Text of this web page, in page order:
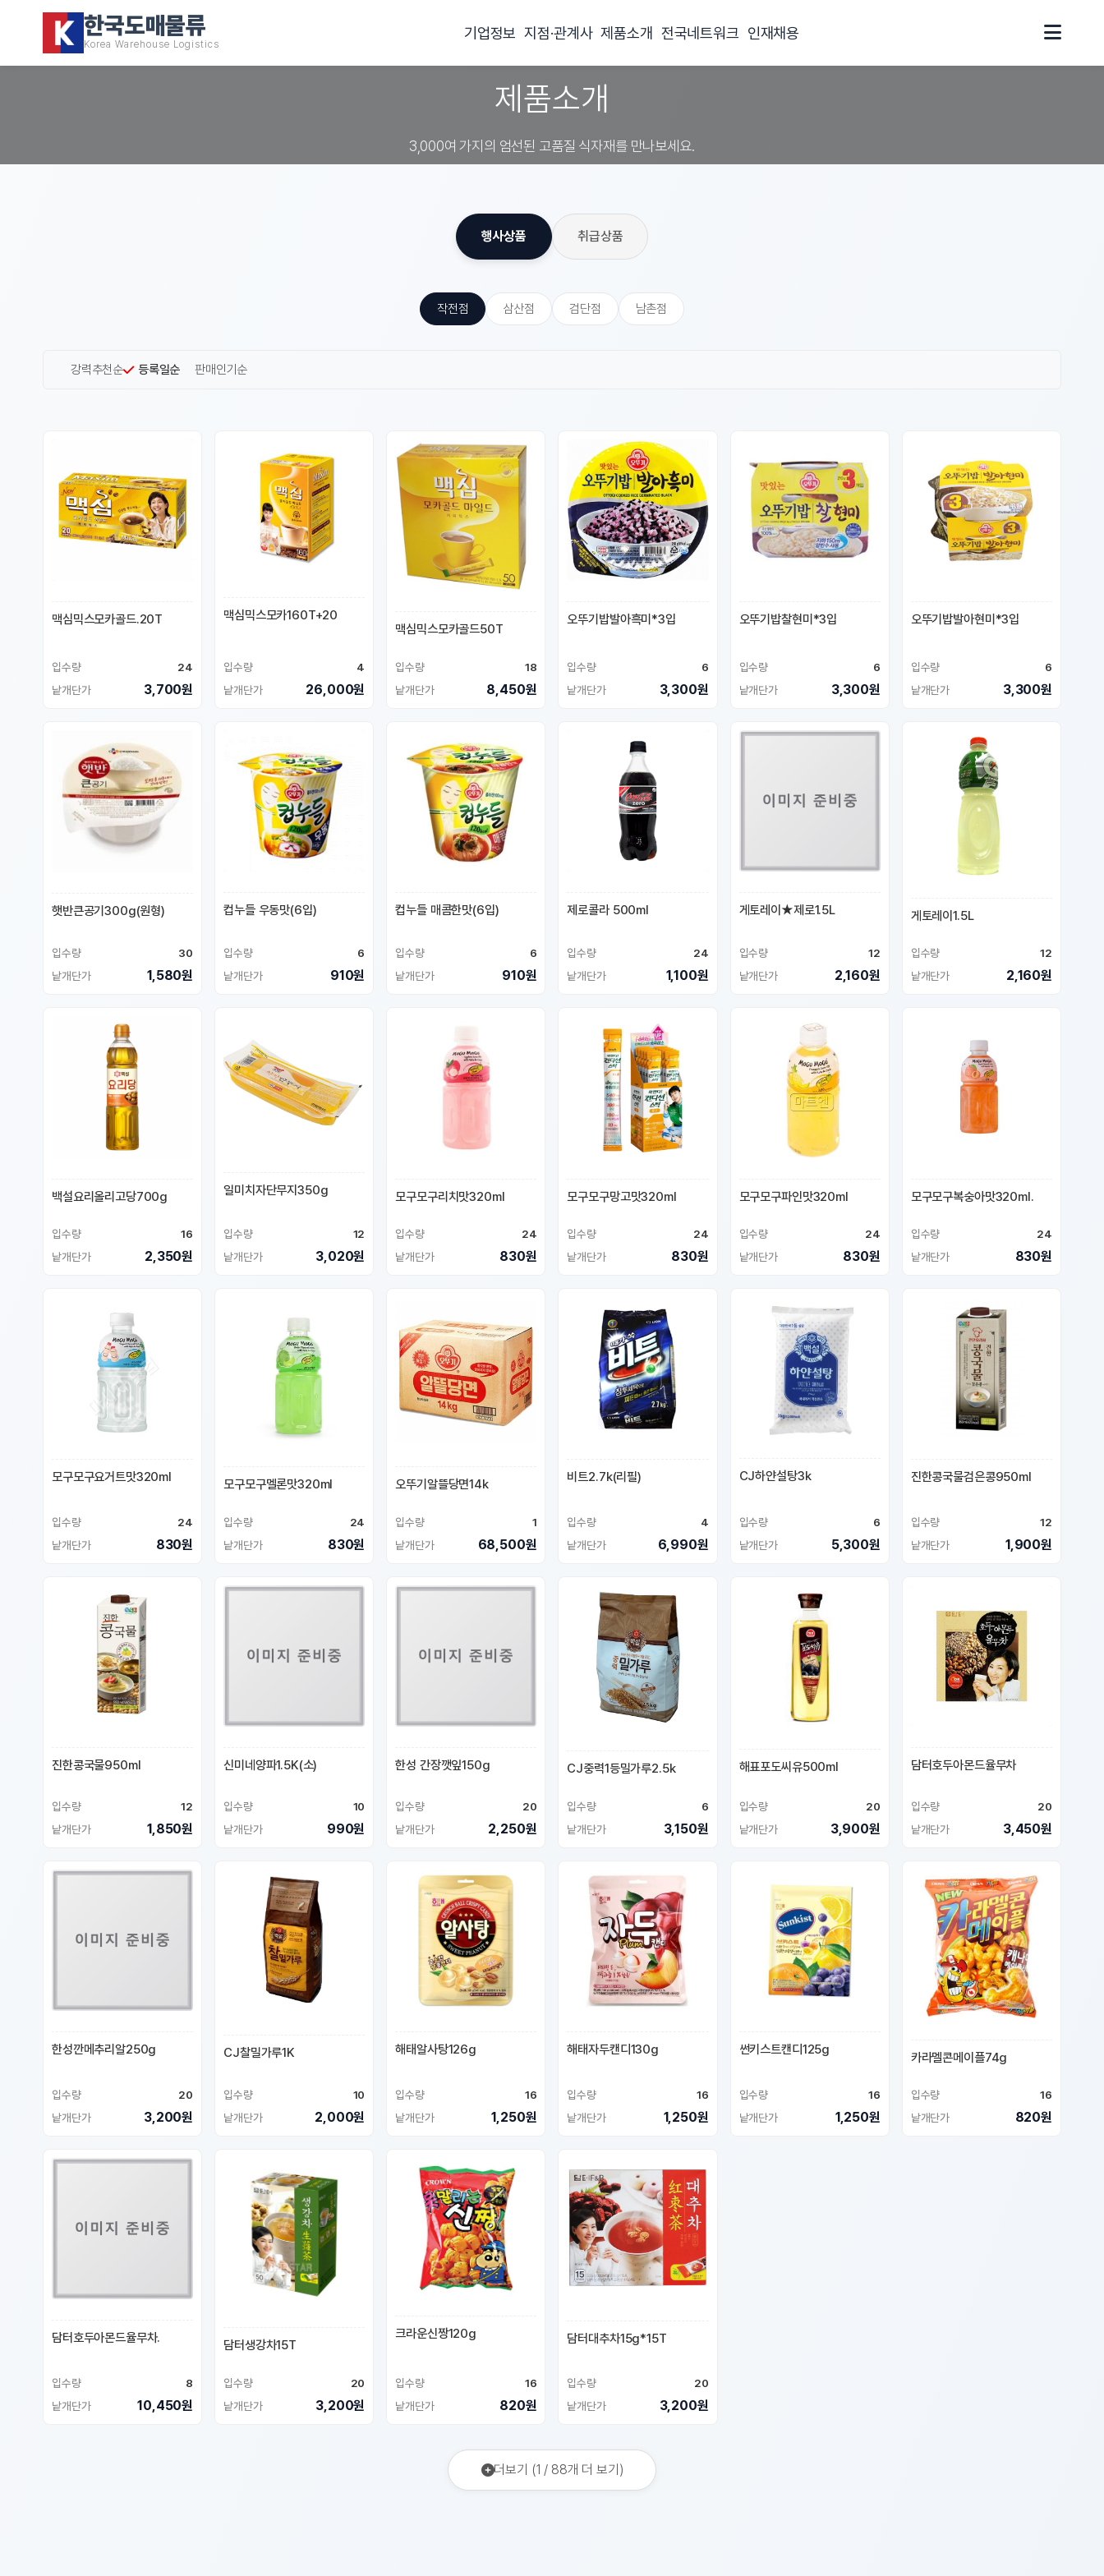
한국도매물류
Korea Warehouse Logistics
기업정보 지점·관계사 제품소개 전국네트워크 인재채용
제품소개
3,000여 가지의 엄선된 고품질 식자재를 만나보세요.
행사상품 취급상품
작전점 삼산점 검단점 남촌점
강력추천순 등록일순 판매인기순
맥심믹스모카골드.20T
입수량
24
낱개단가
3,700원
맥심믹스모카160T+20
입수량
4
낱개단가
26,000원
맥심믹스모카골드50T
입수량
18
낱개단가
8,450원
오뚜기밥발아흑미*3입
입수량
6
낱개단가
3,300원
오뚜기밥찰현미*3입
입수량
6
낱개단가
3,300원
오뚜기밥발아현미*3입
입수량
6
낱개단가
3,300원
햇반큰공기300g(원형)
입수량
30
낱개단가
1,580원
컵누들 우동맛(6입)
입수량
6
낱개단가
910원
컵누들 매콤한맛(6입)
입수량
6
낱개단가
910원
제로콜라 500ml
입수량
24
낱개단가
1,100원
게토레이★제로1.5L
입수량
12
낱개단가
2,160원
게토레이1.5L
입수량
12
낱개단가
2,160원
백설요리올리고당700g
입수량
16
낱개단가
2,350원
일미치자단무지350g
입수량
12
낱개단가
3,020원
모구모구리치맛320ml
입수량
24
낱개단가
830원
모구모구망고맛320ml
입수량
24
낱개단가
830원
모구모구파인맛320ml
입수량
24
낱개단가
830원
모구모구복숭아맛320ml.
입수량
24
낱개단가
830원
모구모구요거트맛320ml
입수량
24
낱개단가
830원
모구모구멜론맛320ml
입수량
24
낱개단가
830원
오뚜기알뜰당면14k
입수량
1
낱개단가
68,500원
비트2.7k(리필)
입수량
4
낱개단가
6,990원
CJ하얀설탕3k
입수량
6
낱개단가
5,300원
진한콩국물검은콩950ml
입수량
12
낱개단가
1,900원
진한콩국물950ml
입수량
12
낱개단가
1,850원
신미네양파1.5K(소)
입수량
10
낱개단가
990원
한성 간장깻잎150g
입수량
20
낱개단가
2,250원
CJ중력1등밀가루2.5k
입수량
6
낱개단가
3,150원
해표포도씨유500ml
입수량
20
낱개단가
3,900원
담터호두아몬드율무차
입수량
20
낱개단가
3,450원
한성깐메추리알250g
입수량
20
낱개단가
3,200원
CJ찰밀가루1K
입수량
10
낱개단가
2,000원
해태알사탕126g
입수량
16
낱개단가
1,250원
해태자두캔디130g
입수량
16
낱개단가
1,250원
썬키스트캔디125g
입수량
16
낱개단가
1,250원
카라멜콘메이플74g
입수량
16
낱개단가
820원
담터호두아몬드율무차.
입수량
8
낱개단가
10,450원
담터생강차15T
입수량
20
낱개단가
3,200원
크라운신짱120g
입수량
16
낱개단가
820원
담터대추차15g*15T
입수량
20
낱개단가
3,200원
더보기 (1 / 88개 더 보기)